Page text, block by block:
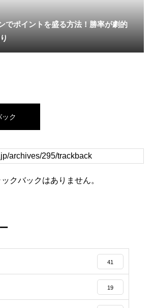
でポイントを盛る方法！勝率が劇的
ク
クバックはありません。
41
19